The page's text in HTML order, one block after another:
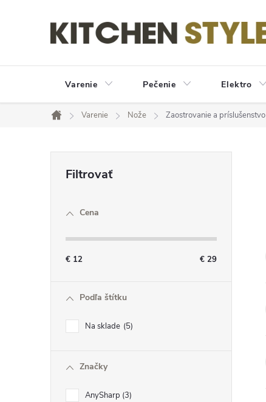
Varenie Pečenie Elektro
Domov
Varenie Nože Zaostrovanie a príslušenstvo
Cena
€ 12 € 29
Podľa štítku
Na sklade 5
Značky
AnySharp 3